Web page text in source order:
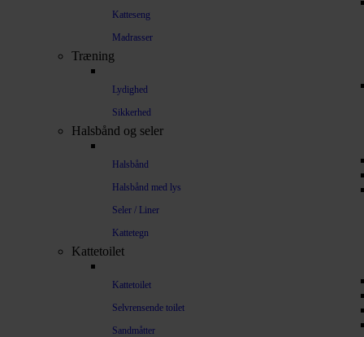
Katteseng
Madrasser
Træning
Lydighed
Sikkerhed
Halsbånd og seler
Halsbånd
Halsbånd med lys
Seler / Liner
Kattetegn
Kattetoilet
Kattetoilet
Selvrensende toilet
Sandmåtter